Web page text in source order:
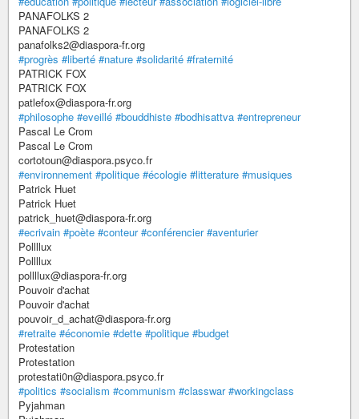
PANAFOLKS 2
PANAFOLKS 2
panafolks2@diaspora-fr.org
#progrès #liberté #nature #solidarité #fraternité
PATRICK FOX
PATRICK FOX
patlefox@diaspora-fr.org
#philosophe #eveillé #bouddhiste #bodhisattva #entrepreneur
Pascal Le Crom
Pascal Le Crom
cortotoun@diaspora.psyco.fr
#environnement #politique #écologie #litterature #musiques
Patrick Huet
Patrick Huet
patrick_huet@diaspora-fr.org
#ecrivain #poète #conteur #conférencier #aventurier
Pollllux
Pollllux
pollllux@diaspora-fr.org
Pouvoir d'achat
Pouvoir d'achat
pouvoir_d_achat@diaspora-fr.org
#retraite #économie #dette #politique #budget
Protestation
Protestation
protestati0n@diaspora.psyco.fr
#politics #socialism #communism #classwar #workingclass
Pyjahman